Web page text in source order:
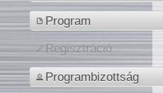
Program
Regisztráció
Programbizottság